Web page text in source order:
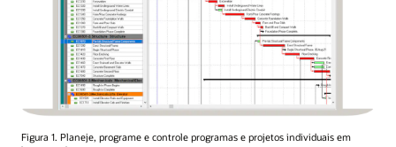
Figura 1. Planeje, programe e controle programas e projetos individuais em